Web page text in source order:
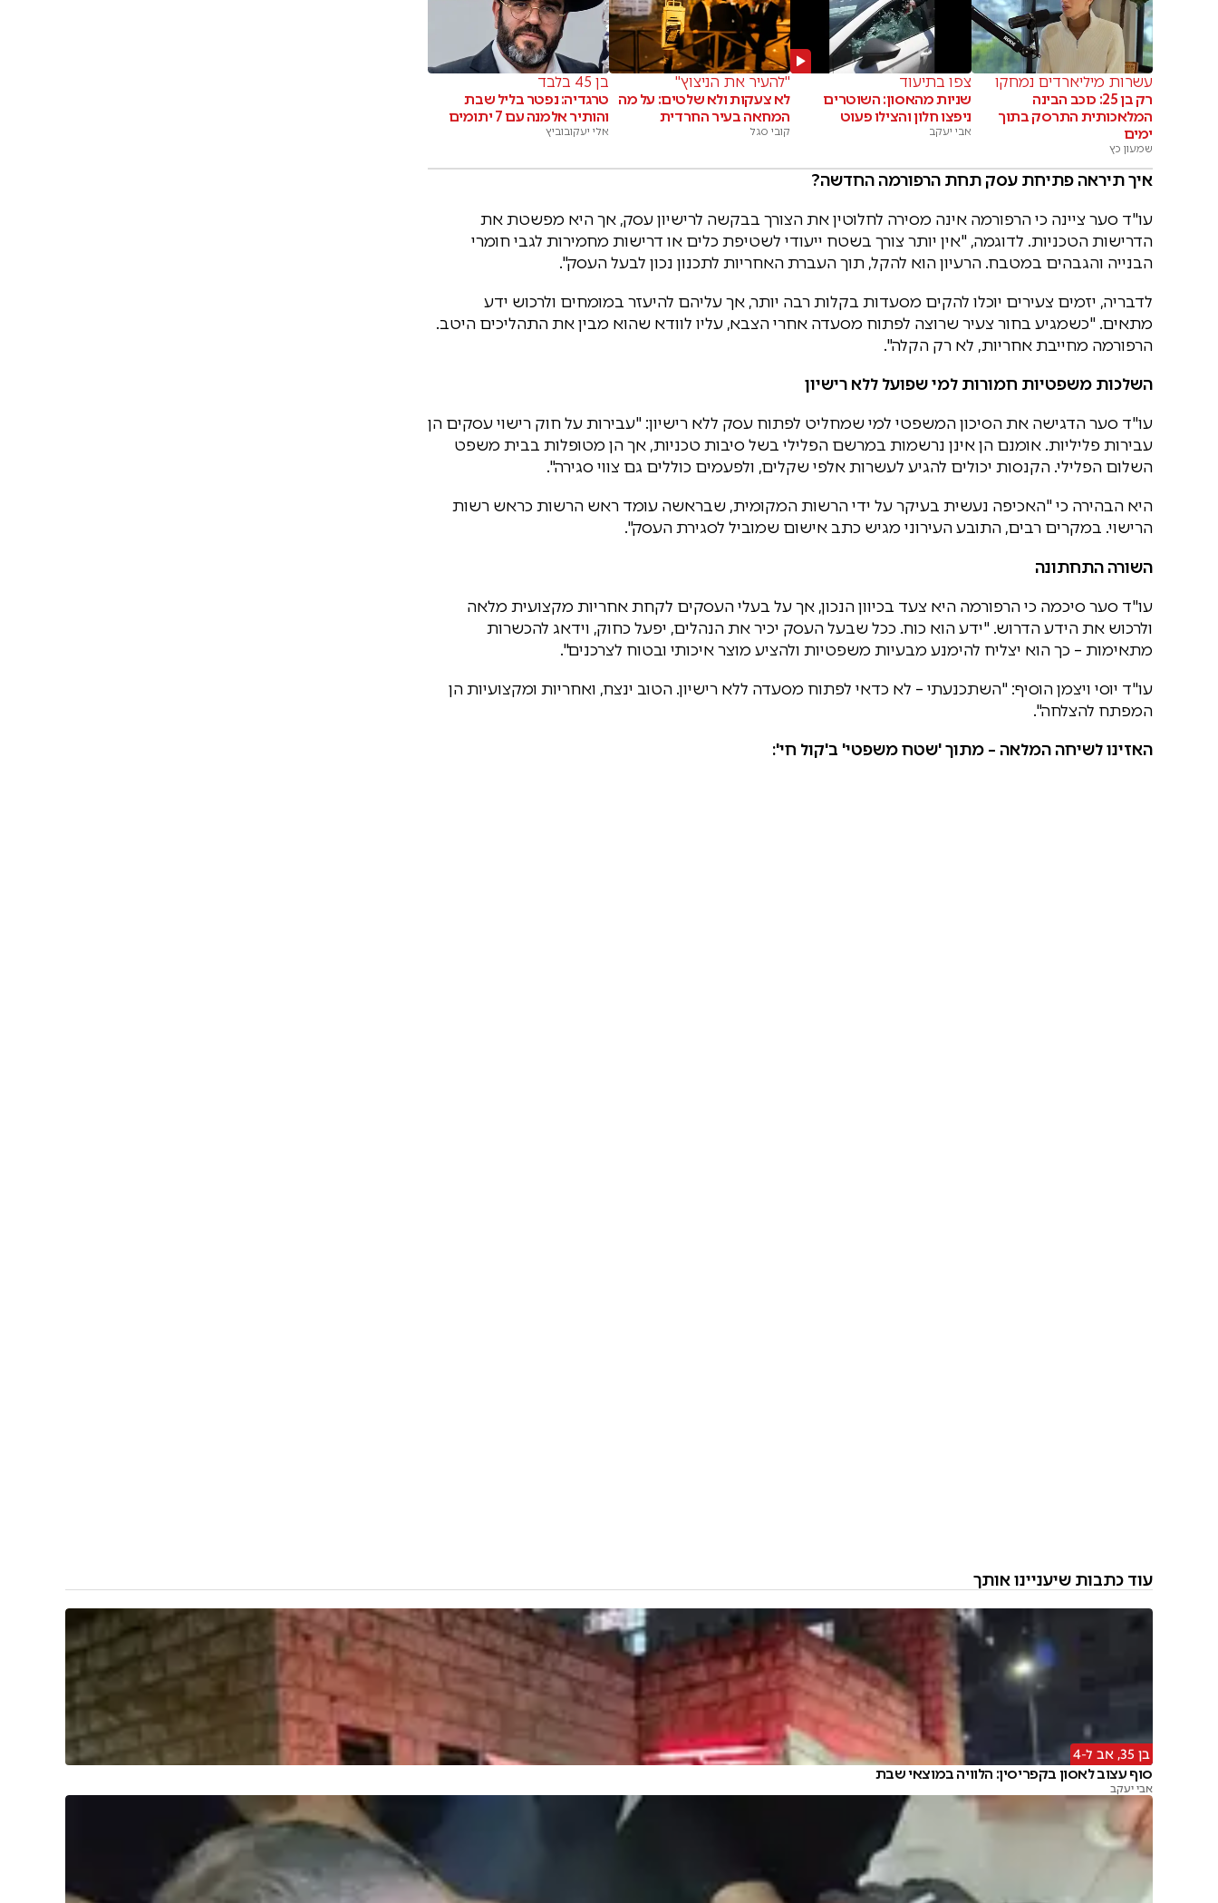
עשרות מיליארדים נמחקו
רק בן 25: כוכב הבינה
המלאכותית התרסק בתוך
ימים
שמעון כץ
צפו בתיעוד
שניות מהאסון: השוטרים
ניפצו חלון והצילו פעוט
אבי יעקב
"להעיר את הניצוץ"
לא צעקות ולא שלטים: על מה
המחאה בעיר החרדית
קובי סגל
בן 45 בלבד
טרגדיה: נפטר בליל שבת
והותיר אלמנה עם 7 יתומים
אלי יעקובוביץ
איך תיראה פתיחת עסק תחת הרפורמה החדשה?
עו"ד סער ציינה כי הרפורמה אינה מסירה לחלוטין את הצורך בבקשה לרישיון עסק, אך היא מפשטת את
הדרישות הטכניות. לדוגמה, "אין יותר צורך בשטח ייעודי לשטיפת כלים או דרישות מחמירות לגבי חומרי
הבנייה והגבהים במטבח. הרעיון הוא להקל, תוך העברת האחריות לתכנון נכון לבעל העסק".
לדבריה, יזמים צעירים יוכלו להקים מסעדות בקלות רבה יותר, אך עליהם להיעזר במומחים ולרכוש ידע
מתאים. "כשמגיע בחור צעיר שרוצה לפתוח מסעדה אחרי הצבא, עליו לוודא שהוא מבין את התהליכים היטב.
הרפורמה מחייבת אחריות, לא רק הקלה".
השלכות משפטיות חמורות למי שפועל ללא רישיון
עו"ד סער הדגישה את הסיכון המשפטי למי שמחליט לפתוח עסק ללא רישיון: "עבירות על חוק רישוי עסקים הן
עבירות פליליות. אומנם הן אינן נרשמות במרשם הפלילי בשל סיבות טכניות, אך הן מטופלות בבית משפט
השלום הפלילי. הקנסות יכולים להגיע לעשרות אלפי שקלים, ולפעמים כוללים גם צווי סגירה".
היא הבהירה כי "האכיפה נעשית בעיקר על ידי הרשות המקומית, שבראשה עומד ראש הרשות כראש רשות
הרישוי. במקרים רבים, התובע העירוני מגיש כתב אישום שמוביל לסגירת העסק".
השורה התחתונה
עו"ד סער סיכמה כי הרפורמה היא צעד בכיוון הנכון, אך על בעלי העסקים לקחת אחריות מקצועית מלאה
ולרכוש את הידע הדרוש. "ידע הוא כוח. ככל שבעל העסק יכיר את הנהלים, יפעל כחוק, וידאג להכשרות
מתאימות – כך הוא יצליח להימנע מבעיות משפטיות ולהציע מוצר איכותי ובטוח לצרכנים".
עו"ד יוסי ויצמן הוסיף: "השתכנעתי – לא כדאי לפתוח מסעדה ללא רישיון. הטוב ינצח, ואחריות ומקצועיות הן
המפתח להצלחה".
האזינו לשיחה המלאה – מתוך 'שטח משפטי' ב'קול חי':
עוד כתבות שיעניינו אותך
בן 35, אב ל-4
סוף עצוב לאסון בקפריסין: הלוויה במוצאי שבת
אבי יעקב